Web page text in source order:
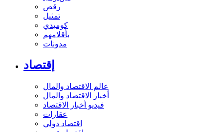
رقص
تمثيل
كوميدي
بأقلامهم
مدونات
إقتصاد
عالم الاقتصاد والمال
أخبار الاقتصاد والمال
فيديو أخبار الاقتصاد
عقارات
اقتصاد دولي